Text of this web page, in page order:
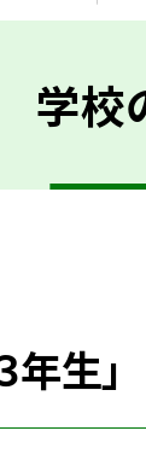
学校
生」